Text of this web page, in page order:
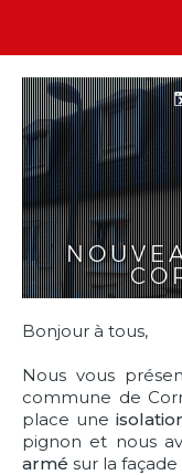
Bonjour à tous,
Nous vous
commune de
place une
pignon et nous
armé sur la façade